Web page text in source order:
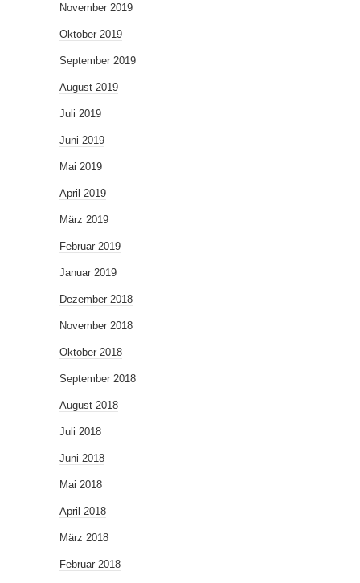
November 2019
Oktober 2019
September 2019
August 2019
Juli 2019
Juni 2019
Mai 2019
April 2019
März 2019
Februar 2019
Januar 2019
Dezember 2018
November 2018
Oktober 2018
September 2018
August 2018
Juli 2018
Juni 2018
Mai 2018
April 2018
März 2018
Februar 2018